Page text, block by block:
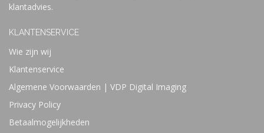
klantadvies.
KLANTENSERVICE
Wie zijn wij
Klantenservice
Algemene Voorwaarden | VDP Digital Imaging
Privacy Policy
Betaalmogelijkheden